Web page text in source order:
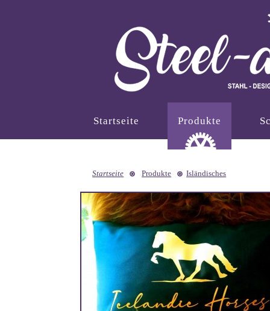
Startseite Produkte
Startseite Produkte Isländisches